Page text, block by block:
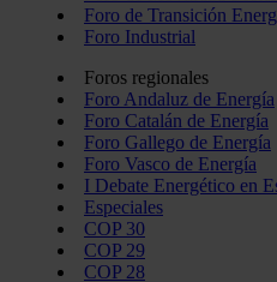
Foro de Transición
Foro Industrial
Foros regionales
Foro Andaluz de Energía
Foro Catalán de Energía
Foro Gallego de Energía
Foro Vasco de Energía
I Debate Energético en
Especiales
COP 30
COP 29
COP 28